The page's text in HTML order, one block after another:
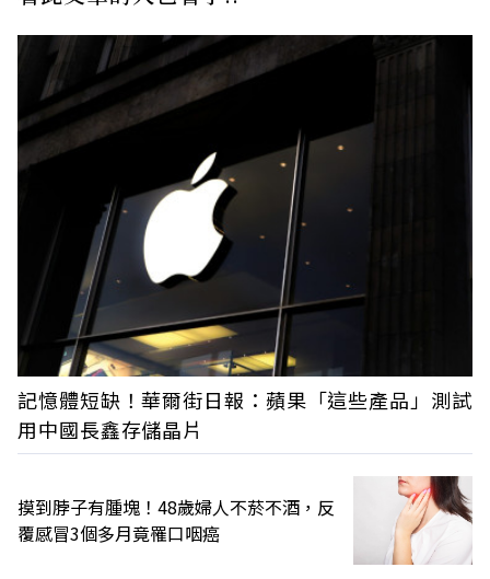
記憶體短缺！華爾街日報：蘋果「這些產品」測試
用中國長鑫存儲晶片
摸到脖子有腫塊！48歲婦人不菸不酒，反
覆感冒3個多月竟罹口咽癌